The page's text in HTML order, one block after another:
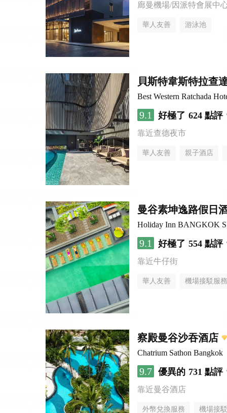
廊曼機場/因派特會展中
華人友善 游泳池
貝斯特韋斯特拉查
Best Western Ratchada
9.1 好極了 624 點評
靠近查德夜市
華人友善 親子酒店
曼谷素坤逸路假日
Holiday Inn BANGKOK
9.1 好極了 554 點評
靠近牛仔街
華人友善 機場接駁服務
察殿曼谷沙吞酒店
Chatrium Sathon Bangkok
9.7 優異的 731 點評
靠近曼谷酒店
外幣兌換服務 機場接